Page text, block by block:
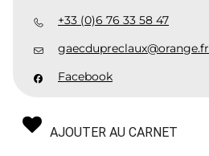
+33 (0)6 76 33 58 47
gaecdupreclaux@orange.fr
Facebook
AJOUTER AU CARNET